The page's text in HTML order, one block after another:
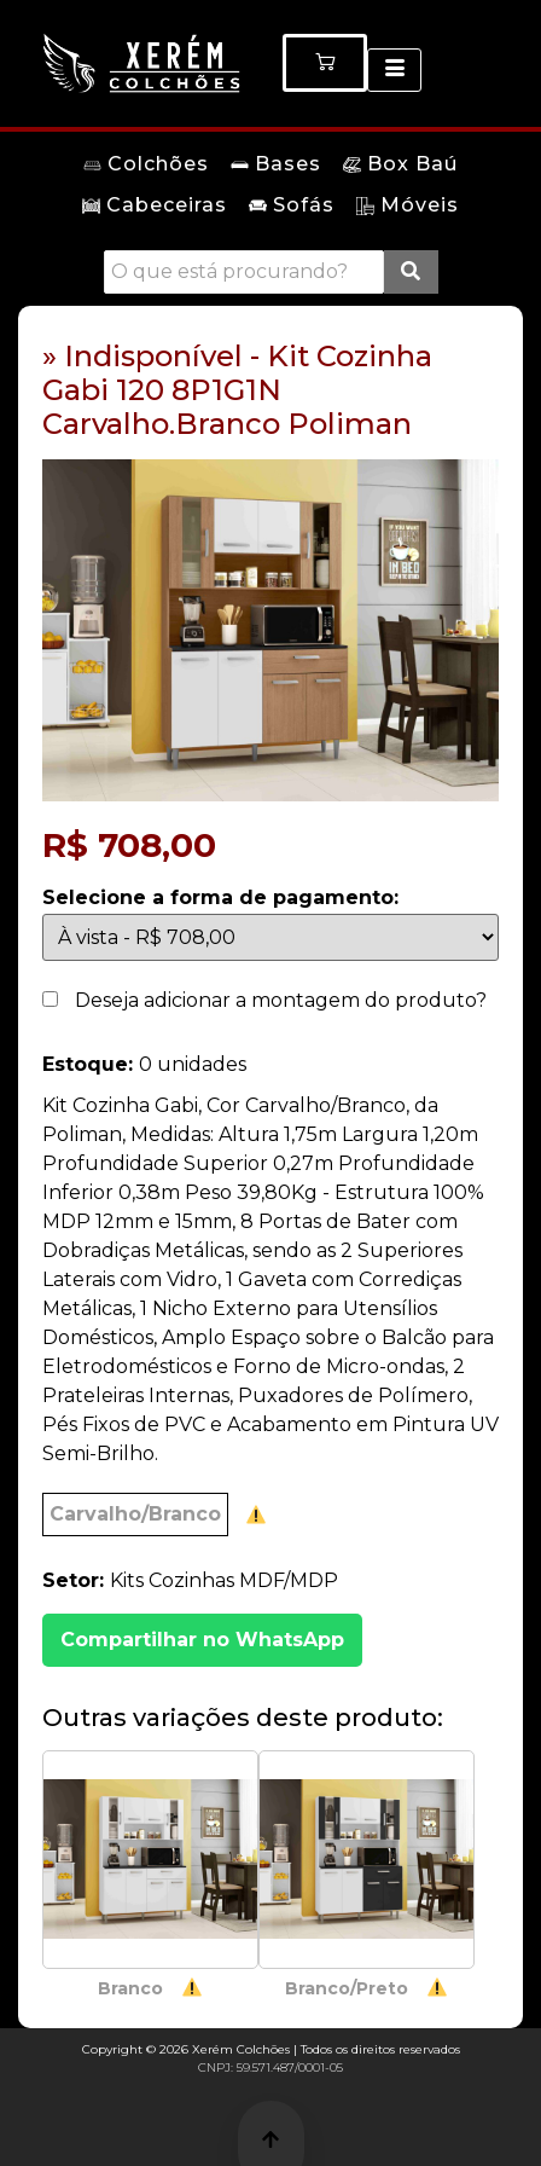
Colchões Bases
Box Baú
Cabeceiras
Sofás Móveis
» Indisponível - Kit Cozinha
Gabi 120 8P1G1N
Carvalho.Branco Poliman
R$ 708,00
Selecione a forma de pagamento:
Deseja adicionar a montagem do produto?
Estoque: 0 unidades
Kit Cozinha Gabi, Cor Carvalho/Branco, da
Poliman, Medidas: Altura 1,75m Largura 1,20m
Profundidade Superior 0,27m Profundidade
Inferior 0,38m Peso 39,80Kg - Estrutura 100%
MDP 12mm e 15mm, 8 Portas de Bater com
Dobradiças Metálicas, sendo as 2 Superiores
Laterais com Vidro, 1 Gaveta com Corrediças
Metálicas, 1 Nicho Externo para Utensílios
Domésticos, Amplo Espaço sobre o Balcão para
Eletrodomésticos e Forno de Micro-ondas, 2
Prateleiras Internas, Puxadores de Polímero,
Pés Fixos de PVC e Acabamento em Pintura UV
Semi-Brilho.
Carvalho/Branco
Setor: Kits Cozinhas MDF/MDP
Compartilhar no WhatsApp
Outras variações deste produto:
Branco Branco/Preto
Copyright © 2026 Xerém Colchões | Todos os direitos reservados
CNPJ: 59.571.487/0001-05